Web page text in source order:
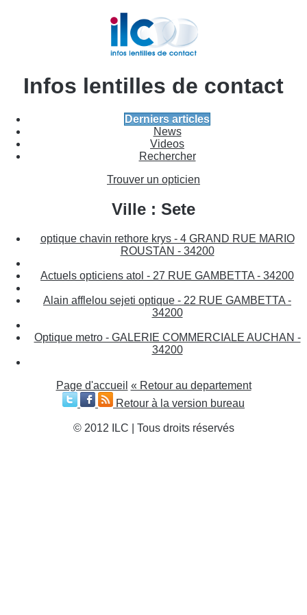
Infos lentilles de contact
Derniers articles
News
Videos
Rechercher
Trouver un opticien
Ville : Sete
optique chavin rethore krys - 4 GRAND RUE MARIO
ROUSTAN - 34200
Actuels opticiens atol - 27 RUE GAMBETTA - 34200
Alain afflelou sejeti optique - 22 RUE GAMBETTA -
34200
Optique metro - GALERIE COMMERCIALE AUCHAN -
34200
Page d'accueil « Retour au departement
Retour à la version bureau
© 2012 ILC | Tous droits réservés